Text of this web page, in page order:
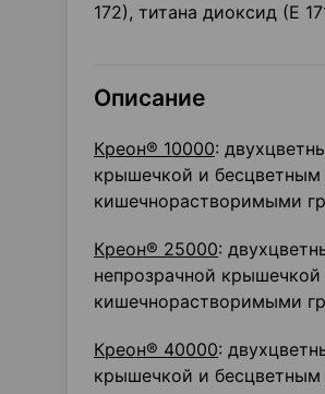
172), титана диоксид (Е
Описание
Креон® 10000:
крышечкой и
кишечнорастворимыми
Креон® 25000:
непрозрачной
кишечнорастворимыми
Креон® 40000:
крышечкой и